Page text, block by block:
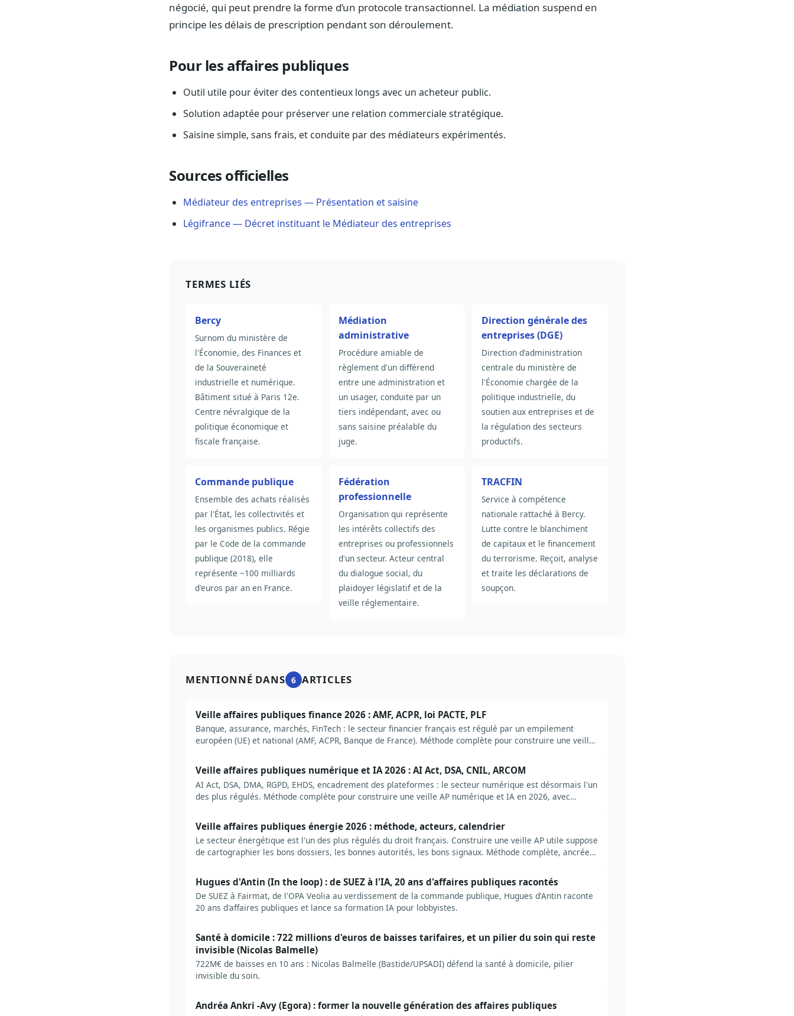
négocié, qui peut prendre la forme d’un protocole transactionnel. La médiation suspend en
principe les délais de prescription pendant son déroulement.
Pour les affaires publiques
Outil utile pour éviter des contentieux longs avec un acheteur public.
Solution adaptée pour préserver une relation commerciale stratégique.
Saisine simple, sans frais, et conduite par des médiateurs expérimentés.
Sources officielles
Médiateur des entreprises — Présentation et saisine
Légifrance — Décret instituant le Médiateur des entreprises
TERMES LIÉS
Bercy
Surnom du ministère de
l'Économie, des Finances et
de la Souveraineté
industrielle et numérique.
Bâtiment situé à Paris 12e.
Centre névralgique de la
politique économique et
fiscale française.
Médiation
administrative
Procédure amiable de
règlement d'un différend
entre une administration et
un usager, conduite par un
tiers indépendant, avec ou
sans saisine préalable du
juge.
Direction générale des
entreprises (DGE)
Direction d'administration
centrale du ministère de
l'Économie chargée de la
politique industrielle, du
soutien aux entreprises et de
la régulation des secteurs
productifs.
Commande publique
Ensemble des achats réalisés
par l'État, les collectivités et
les organismes publics. Régie
par le Code de la commande
publique (2018), elle
représente ~100 milliards
d'euros par an en France.
Fédération
professionnelle
Organisation qui représente
les intérêts collectifs des
entreprises ou professionnels
d'un secteur. Acteur central
du dialogue social, du
plaidoyer législatif et de la
veille réglementaire.
TRACFIN
Service à compétence
nationale rattaché à Bercy.
Lutte contre le blanchiment
de capitaux et le financement
du terrorisme. Reçoit, analyse
et traite les déclarations de
soupçon.
MENTIONNÉ DANS 6 ARTICLES
Veille affaires publiques finance 2026 : AMF, ACPR, loi PACTE, PLF
Banque, assurance, marchés, FinTech : le secteur financier français est régulé par un empilement
européen (UE) et national (AMF, ACPR, Banque de France). Méthode complète pour construire une veille
Veille affaires publiques numérique et IA 2026 : AI Act, DSA, CNIL, ARCOM
AI Act, DSA, DMA, RGPD, EHDS, encadrement des plateformes : le secteur numérique est désormais l'un
des plus régulés. Méthode complète pour construire une veille AP numérique et IA en 2026, avec
Veille affaires publiques énergie 2026 : méthode, acteurs, calendrier
Le secteur énergétique est l'un des plus régulés du droit français. Construire une veille AP utile suppose
de cartographier les bons dossiers, les bonnes autorités, les bons signaux. Méthode complète, ancrée
Hugues d'Antin (In the loop) : de SUEZ à l'IA, 20 ans d'affaires publiques racontés
De SUEZ à Fairmat, de l'OPA Veolia au verdissement de la commande publique, Hugues d'Antin raconte
20 ans d'affaires publiques et lance sa formation IA pour lobbyistes.
Santé à domicile : 722 millions d'euros de baisses tarifaires, et un pilier du soin qui reste
invisible (Nicolas Balmelle)
722M€ de baisses en 10 ans : Nicolas Balmelle (Bastide/UPSADI) défend la santé à domicile, pilier
invisible du soin.
Andréa Ankri -Avy (Egora) : former la nouvelle génération des affaires publiques